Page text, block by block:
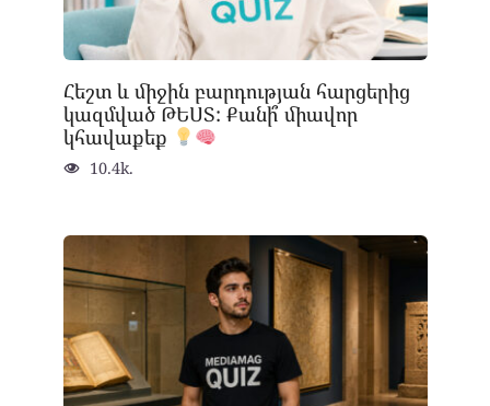
Հեշտ և միջին բարդության հարցերից
կազմված ԹԵՍՏ: Քանի՞ միավոր
կհավաքեք
10.4k.